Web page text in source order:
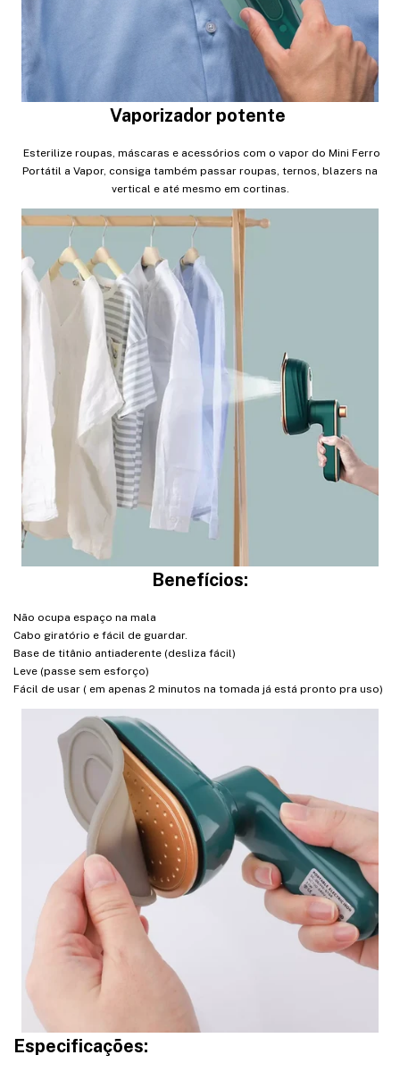
Vaporizador potente
Esterilize roupas, máscaras e acessórios com o vapor do Mini Ferro
Portátil a Vapor, consiga também passar roupas, ternos, blazers na
vertical e até mesmo em cortinas.
Benefícios:
Não ocupa espaço na mala
Cabo giratório e fácil de guardar.
Base de titânio antiaderente (desliza fácil)
Leve (passe sem esforço)
Fácil de usar ( em apenas 2 minutos na tomada já está pronto pra uso)
Especificações: